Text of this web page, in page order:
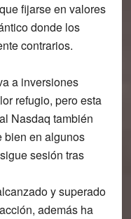
fijarse en valores
donde los
contrarios.
a inversiones
refugio, pero esta
Nasdaq también
bien en algunos
sesión tras
y superado
además ha